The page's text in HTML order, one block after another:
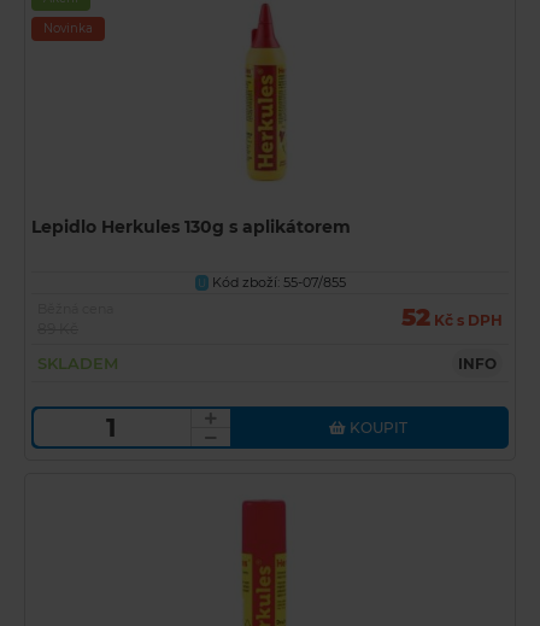
Novinka
Lepidlo Herkules 130g s aplikátorem
U Kód zboží: 55-07/855
52 Kč s DPH
SKLADEM INFO
KOUPIT